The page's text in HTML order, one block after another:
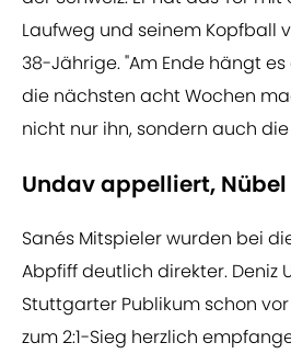
Laufweg und seinem Kopfball
38-Jährige. "Am Ende hängt
die nächsten acht Wochen
nicht nur ihn, sondern auch
Undav appelliert,
Sanés Mitspieler wurden bei
Abpfiff deutlich direkter. Deniz
Stuttgarter Publikum schon
zum 2:1-Sieg herzlich